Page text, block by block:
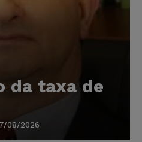
da taxa de
08/2026